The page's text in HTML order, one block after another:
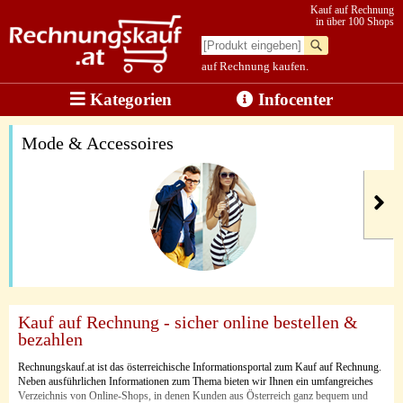
auf Rechnung kaufen.
Kauf auf Rechnung
in über 100 Shops
Kategorien Infocenter
Mode & Accessoires
Kauf auf Rechnung - sicher online bestellen &
bezahlen
Rechnungskauf.at ist das österreichische Informationsportal zum Kauf auf Rechnung.
Neben ausführlichen Informationen zum Thema bieten wir Ihnen ein umfangreiches
Verzeichnis von Online-Shops, in denen Kunden aus Österreich ganz bequem und